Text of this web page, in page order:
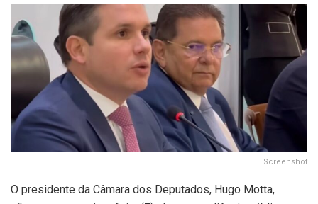
Screenshot
O presidente da Câmara dos Deputados, Hugo Motta,